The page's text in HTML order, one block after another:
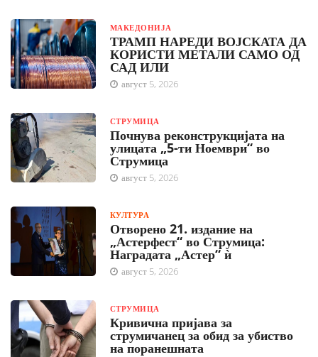
МАКЕДОНИЈА
ТРАМП НАРЕДИ ВОЈСКАТА ДА
КОРИСТИ МЕТАЛИ САМО ОД
САД ИЛИ
август 5, 2026
СТРУМИЦА
Почнува реконструкцијата на
улицата „5-ти Ноември“ во
Струмица
август 5, 2026
КУЛТУРА
Отворено 21. издание на
„Астерфест“ во Струмица:
Наградата „Астер“ ѝ
август 5, 2026
СТРУМИЦА
Кривична пријава за
струмичанец за обид за убиство
на поранешната